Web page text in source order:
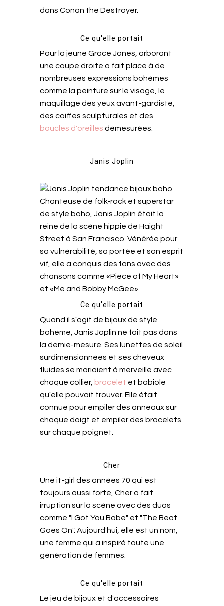
dans Conan the Destroyer.
Ce qu'elle portait
Pour la jeune Grace Jones, arborant
une coupe droite a fait place à de
nombreuses expressions bohèmes
comme la peinture sur le visage, le
maquillage des yeux avant-gardiste,
des coiffes sculpturales et des
boucles d'oreilles démesurées.
Janis Joplin
Chanteuse de folk-rock et superstar
de style boho, Janis Joplin était la
reine de la scène hippie de Haight
Street à San Francisco. Vénérée pour
sa vulnérabilité, sa portée et son esprit
vif, elle a conquis des fans avec des
chansons comme «Piece of My Heart»
et «Me and Bobby McGee».
Ce qu'elle portait
Quand il s'agit de bijoux de style
bohème, Janis Joplin ne fait pas dans
la demie-mesure. Ses lunettes de soleil
surdimensionnées et ses cheveux
fluides se mariaient à merveille avec
chaque collier, bracelet et babiole
qu'elle pouvait trouver. Elle était
connue pour empiler des anneaux sur
chaque doigt et empiler des bracelets
sur chaque poignet.
Cher
Une it-girl des années 70 qui est
toujours aussi forte, Cher a fait
irruption sur la scène avec des duos
comme "I Got You Babe" et "The Beat
Goes On". Aujourd'hui, elle est un nom,
une femme qui a inspiré toute une
génération de femmes.
Ce qu'elle portait
Le jeu de bijoux et d'accessoires